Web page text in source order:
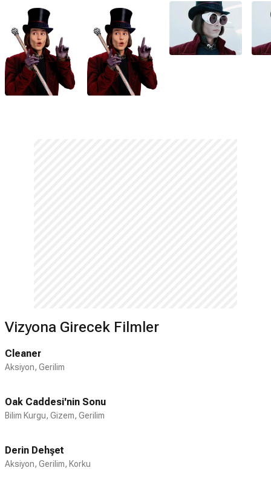
Oyuncu dalında adaylık kazandı.
Özel hayatıyla da sık sık gündeme gelen
sanatçı, şöhretin ilk yıllarında Jennifer
Grey ve Sherilyn Fenn gibi isimlerle
nişanlılık süreçleri yaşadı. Edward
Vizyona Girecek Filmler
Cleaner
Aksiyon, Gerilim
Oak Caddesi'nin Sonu
Bilim Kurgu, Gizem, Gerilim
Derin Dehşet
Aksiyon, Gerilim, Korku